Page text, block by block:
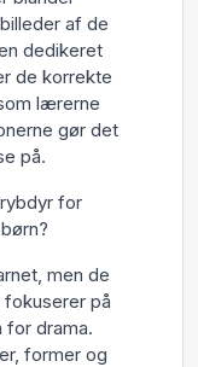
af de
dedikeret
de korrekte
lærerne
gør det
på.
for
men de
på
for drama.
former og